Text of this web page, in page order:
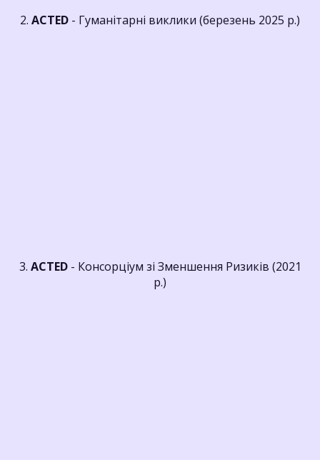
2. ACTED - Гуманітарні виклики (березень 2025 р.)
3. ACTED- Консорціум зі Зменшення Ризиків (2021
р.)